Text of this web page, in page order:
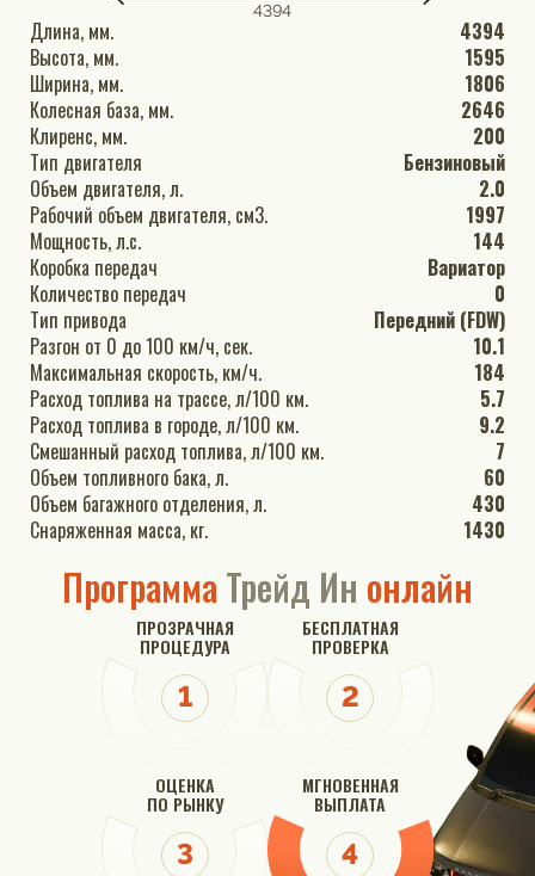
4394
Длина, мм.
4394
Высота, мм.
1595
Ширина, мм.
1806
Колесная база, мм.
2646
Клиренс, мм.
200
Тип двигателя
Бензиновый
Объем двигателя, л.
2.0
Рабочий объем двигателя, см3.
1997
Мощность, л.с.
144
Коробка передач
Вариатор
Количество передач
0
Тип привода
Передний (FDW)
Разгон от 0 до 100 км/ч, сек.
10.1
Максимальная скорость, км/ч.
184
Расход топлива на трассе, л/100 км.
5.7
Расход топлива в городе, л/100 км.
9.2
Смешанный расход топлива, л/100 км.
7
Объем топливного бака, л.
60
Объем багажного отделения, л.
430
Снаряженная масса, кг.
1430
ПрограммаТрейд Ин онлайн
ПРОЗРАЧНАЯ
ПРОЦЕДУРА
БЕСПЛАТНАЯ
ПРОВЕРКА
ОЦЕНКА
ПО РЫНКУ
МГНОВЕННАЯ
ВЫПЛАТА